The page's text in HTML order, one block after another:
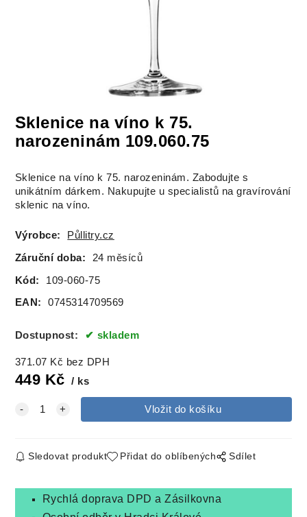
Sklenice na víno k 75.
narozeninám 109.060.75
Sklenice na víno k 75. narozeninám. Zabodujte s
unikátním dárkem. Nakupujte u specialistů na gravírování
sklenic na víno.
Výrobce: Půllitry.cz
Záruční doba: 24 měsíců
Kód: 109-060-75
EAN: 0745314709569
Dostupnost: skladem
371.07 Kč bez DPH
449 Kč ks
Sledovat produkt Přidat do oblíbených Sdílet
Rychlá doprava DPD a Zásilkovna